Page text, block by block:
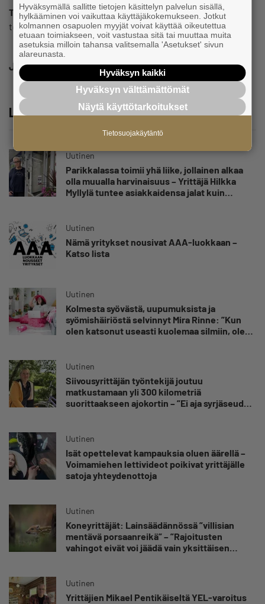
Toimitus
toimitus@yrittajat.fi
Jaa
Lue lisää
Uutinen
Parikkalassa toimii yhä liike, jollainen alkaa
olla muualla harvinaisuus – Yrittäjä Hilkka
Myllylä tuntee asiakkaidensa jalat kuin
Uutinen
Nämä yritykset nousivat AAA-luokkaan –
Katso lista
Uutinen
Kolmesta syövästä, uupumuksista ja
syömishäiriöstä selvinnyt Mira Rinne: ”Kun
olen katsonut useasti kuolemaa silmiin, olen
Uutinen
Siivousyrittäjän työntekijä joutuu
matkustamaan yli 300 kilometriä
suorittaakseen ajokortin – ”Ei aja syrjäseudun
Uutinen
Isät opettelevat kampauksia oluen äärellä –
Voimamiehen lettivideot poikivat yrittäjälle
satoja yhteydenottoja
Uutinen
Koneyrittäjät: Lainsäädännössä ”villisian
mentävä porsaanreikä” – ”Rajoitusten
vahingot eivät voi jäädä vain yksittäisen
Uutinen
Yrittäjien Mikael Pentikäiseltä YEL-varoitus
Hyväksymällä sallitte tietojen käsittelyn palvelun sisällä,
hylkääminen voi vaikuttaa käyttäjäkokemukseen. Jotkut
kolmannen osapuolen myyjät voivat käyttää oikeutettua
etuaan toimiakseen, voit vastustaa sitä tai muuttaa muita
asetuksia milloin tahansa valitsemalla 'Asetukset' sivun
alareunasta.
Hyväksyn kaikki
Hyväksyn välttämättömät
Näytä käyttötarkoitukset
Tietosuojakäytäntö